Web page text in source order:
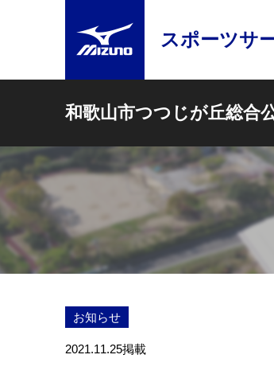
スポーツサ
和歌山市つつじが丘総合
お知らせ
2021.11.25掲載